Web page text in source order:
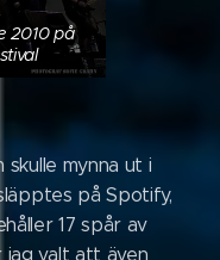
2010 på
mynna ut i
på Spotify,
17 spår av
jag valt att även